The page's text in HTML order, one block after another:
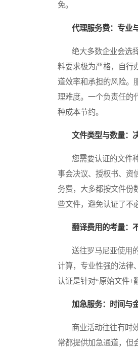
免。
代理服务费：专业
绝大多数企业会选择
料要求极为严格，自行
道效率和承担的风险。
理难度。一个负责任的
种成本节约。
文件类型与数量：
您需要认证的文件种
事会决议、授权书、资
务费，大多都按文件份
些文件，避免认证了不
翻译费用的考量：
送往罗马尼亚使用的
计算，专业性强的法律
认证是针对“原始文件+
加急服务：时间与
商业活动往往有时效
常都提供加急通道，但